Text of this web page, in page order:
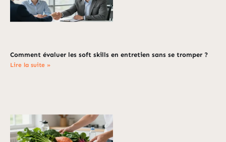
Comment évaluer les soft skills en entretien sans se tromper ?
Lire la suite »